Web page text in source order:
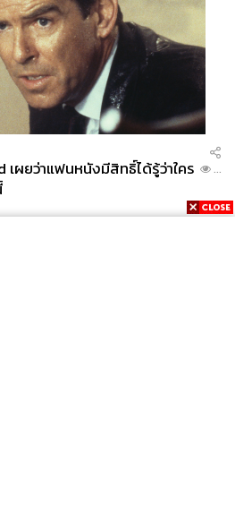
ระบบช่วยออกตัวบนทางลาด
มเร็วขณะลงทางชัน HDC, ระบบ
ค้ง CBC, ระบบควบคุมการเบรก
XDS, ระบบป้องกันการไหลของ
าง AVH เป็นต้น
ให้คุณใช้พิจารณาหากต้องการ
MG HSทำหน้าที่มากกว่าแค่
ตคุณและเพื่อนร่วมทางบนท้อง
เผยว่าแฟนหนังมีสิทธิ์ได้รู้ว่าใคร
...